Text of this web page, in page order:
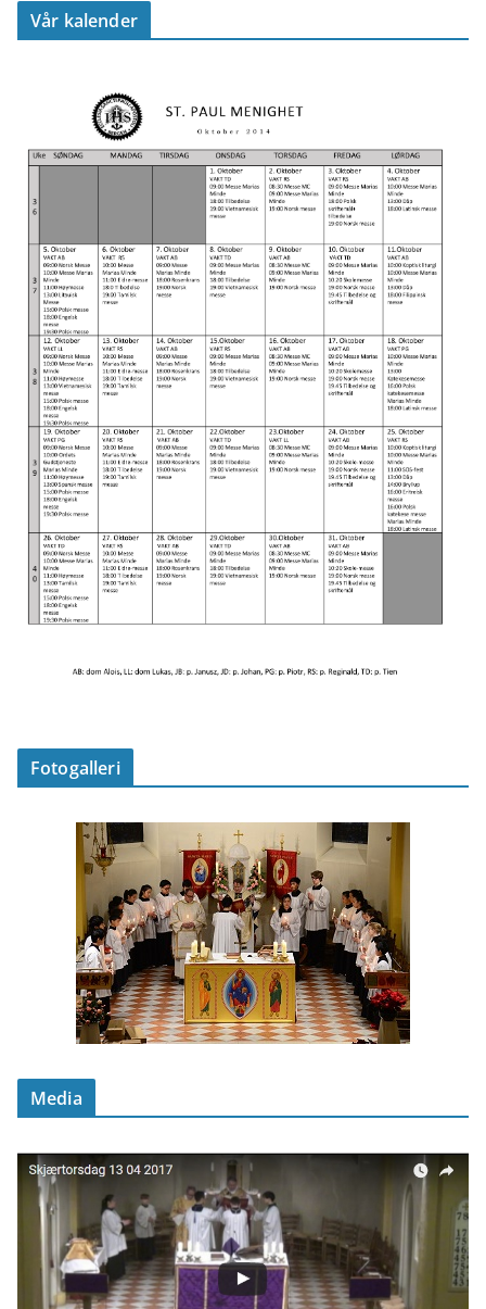
Vår kalender
Fotogalleri
Media